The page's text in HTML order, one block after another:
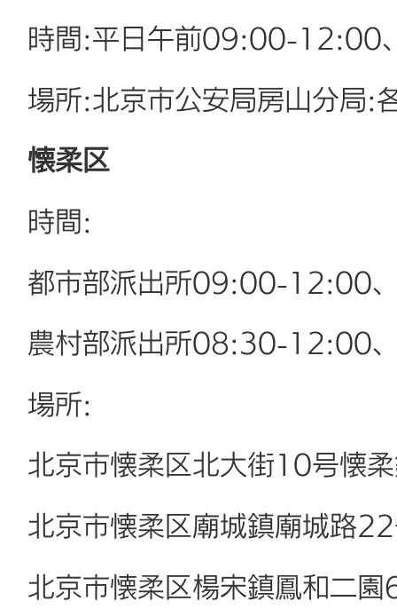
時間:平日午前09:00-
場所:北京市公安局房山分局:
懐柔区
時間:
都市部派出所09:00-12:00
農村部派出所08:30-12:00
場所:
北京市懐柔区北大街10号懐
北京市懐柔区廟城鎮廟城路
北京市懐柔区楊宋鎮鳳和二